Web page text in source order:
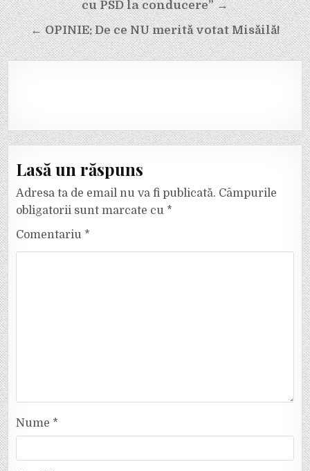
articole cu PSD la conducere” →
← OPINIE: De ce NU merită votat Misăilă!
Lasă un răspuns
Adresa ta de email nu va fi publicată. Câmpurile
obligatorii sunt marcate cu *
Comentariu *
Nume *